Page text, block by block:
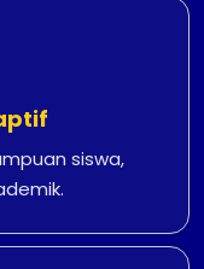
siswa,